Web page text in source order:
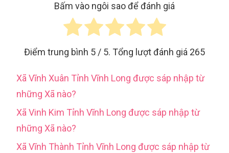
Bấm vào ngôi sao để đánh giá
Điểm trung bình 5 / 5. Tổng lượt đánh giá 265
Xã Vĩnh Xuân Tỉnh Vĩnh Long được sáp nhập từ
những Xã nào?
Xã Vinh Kim Tỉnh Vĩnh Long được sáp nhập từ
những Xã nào?
Xã Vĩnh Thành Tỉnh Vĩnh Long được sáp nhập từ